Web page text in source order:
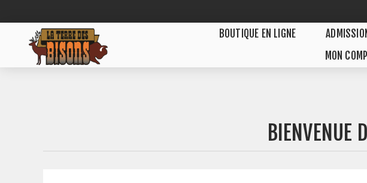
BOUTIQUE EN LIGNE
MON
BIENVENUE